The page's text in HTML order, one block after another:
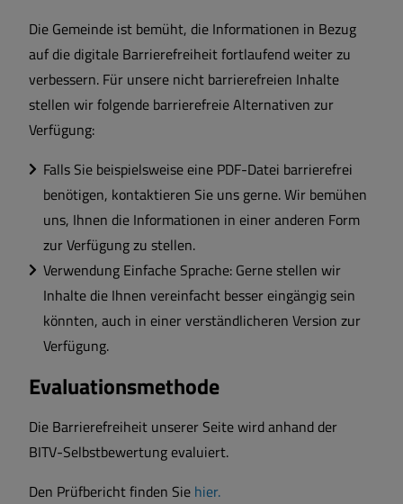
Die Gemeinde ist bemüht, die Informationen in Bezug
auf die digitale Barrierefreiheit fortlaufend weiter zu
verbessern. Für unsere nicht barrierefreien Inhalte
stellen wir folgende barrierefreie Alternativen zur
Verfügung:
Falls Sie beispielsweise eine PDF-Datei barrierefrei
benötigen, kontaktieren Sie uns gerne. Wir bemühen
uns, Ihnen die Informationen in einer anderen Form
zur Verfügung zu stellen.
Verwendung Einfache Sprache: Gerne stellen wir
Inhalte die Ihnen vereinfacht besser eingängig sein
könnten, auch in einer verständlicheren Version zur
Verfügung.
Evaluationsmethode
Die Barrierefreiheit unserer Seite wird anhand der
BITV-Selbstbewertung evaluiert.
Den Prüfbericht finden Sie hier.